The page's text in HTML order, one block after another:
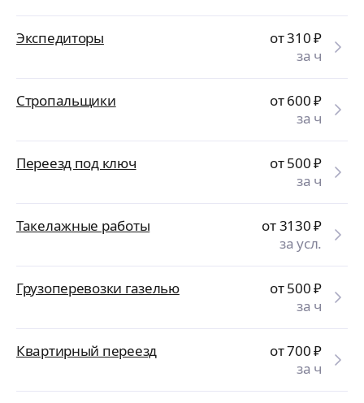
Экспедиторы от 310₽
за ч
Стропальщики от 600₽
за ч
Переезд под ключ от 500₽
за ч
Такелажные работы от 3130₽
за усл.
Грузоперевозки газелью от 500₽
за ч
Квартирный переезд от 700₽
за ч